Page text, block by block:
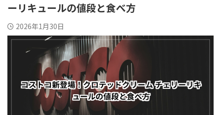
ーリキュールの値段と食べ方
2026年1月30日